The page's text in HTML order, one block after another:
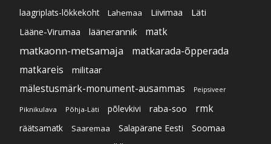
laagriplats-lõkkekoht Lahemaa Liivimaa
Läti
Lääne-Virumaa
läänerannik matk
matkaonn-metsamaja matkarada-õpperada
matkareis militaar
mälestusmärk-monument-ausammas Peipsiveer
Piknikulava Põhja-Läti põlevkivi raba-soo rmk
räätsamatk Saaremaa Salapärane Eesti Soomaa